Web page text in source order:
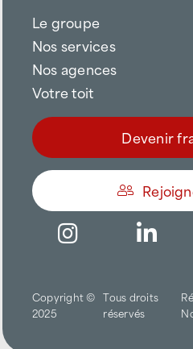
Le groupe
Nos services
Nos agences
Votre toit
Devenir
Copyright ©
2025
Tous droits
réservés